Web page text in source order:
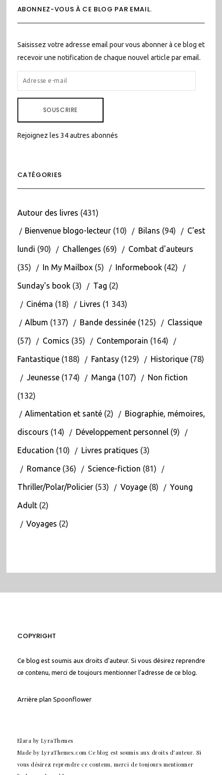
ABONNEZ-VOUS À CE BLOG PAR EMAIL.
Saisissez votre adresse email pour vous abonner à ce blog et
recevoir une notification de chaque nouvel article par email.
ADRESSE
E-
SOUSCRIRE
Rejoignez les 34 autres abonnés
CATÉGORIES
Autour des livres (431)
Bienvenue blogo-lecteur(10) Bilans (94) C'est
lundi (90) Challenges (69) Combat d'auteurs
(35) In My Mailbox(5) Informebook(42)
Sunday's book(3) Tag (2)
Cinéma (18) Livres (1 343)
Album (137) Bande dessinée(125) Classique
(57) Comics (35) Contemporain (164)
Fantastique(188) Fantasy(129) Historique(78)
Jeunesse(174) Manga (107) Non fiction
(132)
Alimentation et santé(2) Biographie, mémoires,
discours (14) Développement personnel(9)
Education (10) Livres pratiques (3)
Romance(36) Science-fiction (81)
Thriller/Polar/Policier(53) Voyage(8) Young
Adult(2)
Voyages (2)
COPYRIGHT
Ce blog est soumis aux droits d'auteur. Si vous désirez reprendre
ce contenu, merci de toujours mentionner l'adresse de ce blog.
Arrière plan Spoonflower
Elara by LyraThemes
Made by LyraThemes.com Ce blog est soumis aux droits d'auteur. Si
vous désirez reprendre ce contenu, merci de toujours mentionner